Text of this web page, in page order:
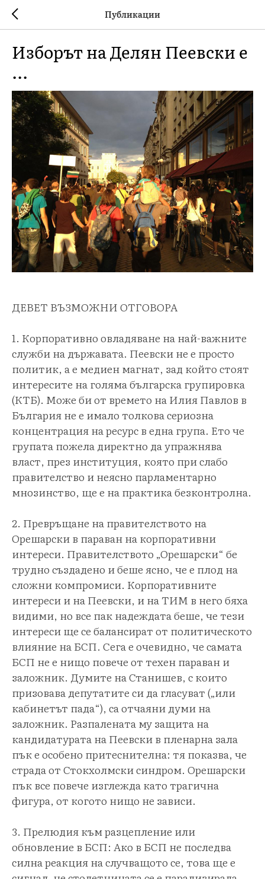
Публикации
Изборът на Делян Пеевски е
...
ДЕВЕТ ВЪЗМОЖНИ ОТГОВОРА
1. Корпоративно овладяване на най-важните
служби на държавата. Пеевски не е просто
политик, а е медиен магнат, зад който стоят
интересите на голяма българска групировка
(КТБ). Може би от времето на Илия Павлов в
България не е имало толкова сериозна
концентрация на ресурс в една група. Ето че
групата пожела директно да упражнява
власт, през институция, която при слабо
правителство и неясно парламентарно
мнозинство, ще е на практика безконтролна.
2. Превръщане на правителството на
Орешарски в параван на корпоративни
интереси. Правителството „Орешарски“ бе
трудно създадено и беше ясно, че е плод на
сложни компромиси. Корпоративните
интереси и на Пеевски, и на ТИМ в него бяха
видими, но все пак надеждата беше, че тези
интереси ще се балансират от политическото
влияние на БСП. Сега е очевидно, че самата
БСП не е нищо повече от техен параван и
заложник. Думите на Станишев, с които
призовава депутатите си да гласуват („или
кабинетът пада“), са отчаяни думи на
заложник. Разпалената му защита на
кандидатурата на Пеевски в пленарна зала
пък е особено притеснителна: тя показва, че
страда от Стокхолмски синдром. Орешарски
пък все повече изглежда като трагична
фигура, от когото нищо не зависи.
3. Прелюдия към разцепление или
обновление в БСП: Ако в БСП не последва
силна реакция на случващото се, това ще е